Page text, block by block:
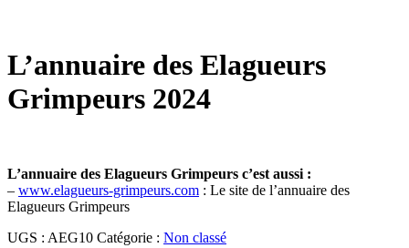
L’annuaire des Elagueurs
Grimpeurs 2024
L’annuaire des Elagueurs Grimpeurs c’est aussi :
– www.elagueurs-grimpeurs.com : Le site de l’annuaire des
Elagueurs Grimpeurs
UGS : AEG10 Catégorie : Non classé